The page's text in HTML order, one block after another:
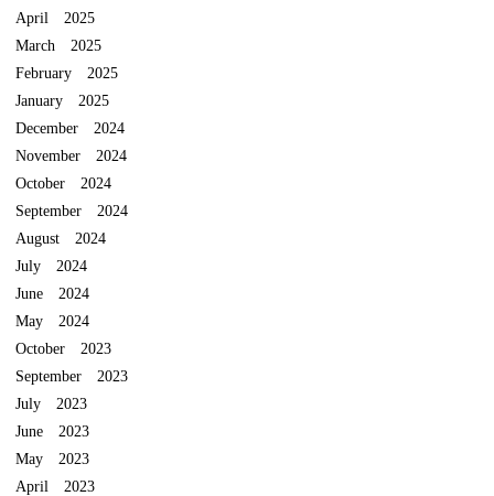
April 2025
March 2025
February 2025
January 2025
December 2024
November 2024
October 2024
September 2024
August 2024
July 2024
June 2024
May 2024
October 2023
September 2023
July 2023
June 2023
May 2023
April 2023